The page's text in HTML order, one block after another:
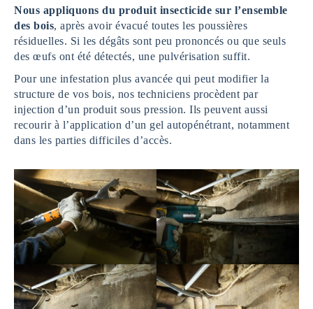
Nous appliquons du produit insecticide sur l’ensemble
des bois, après avoir évacué toutes les poussières
résiduelles. Si les dégâts sont peu prononcés ou que seuls
des œufs ont été détectés, une pulvérisation suffit.
Pour une infestation plus avancée qui peut modifier la
structure de vos bois, nos techniciens procèdent par
injection d’un produit sous pression. Ils peuvent aussi
recourir à l’application d’un gel autopénétrant, notamment
dans les parties difficiles d’accès.